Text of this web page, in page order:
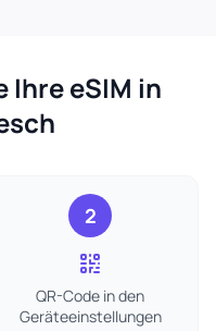
Ihre eSIM in
2
QR-Code in den
Geräteeinstellungen